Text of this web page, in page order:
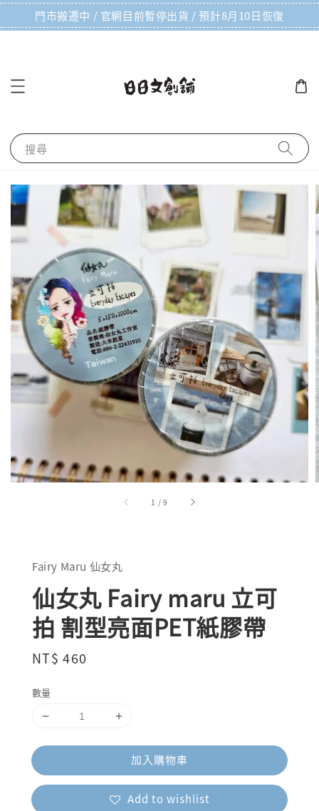
門市搬遷中 / 官網目前暫停出貨 / 預計8月10日恢復
搜尋
1 /9
Fairy Maru 仙女丸
仙女丸 Fairy maru 立可
拍 割型亮面PET紙膠帶
Regular
NT$ 460
數量
加入購物車
Add to wishlist